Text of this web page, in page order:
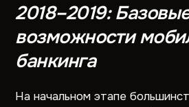
2018–2019:
возможности
банкинга
На начальном этапе